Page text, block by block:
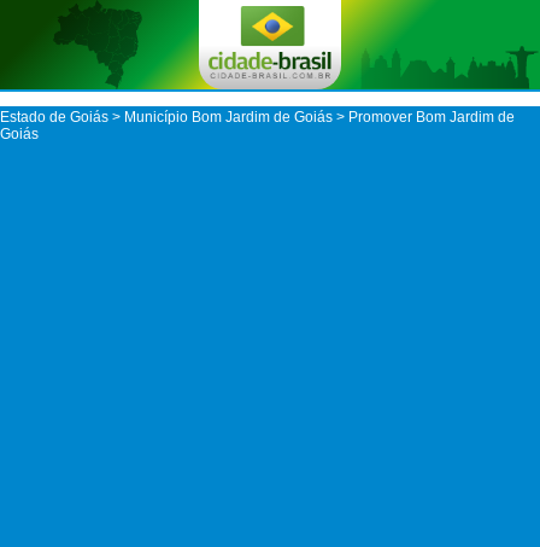
Estado de Goiás > Município Bom Jardim de Goiás > Promover Bom Jardim de
Goiás